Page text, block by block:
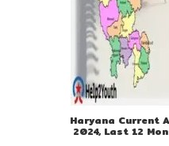
Haryana Current
2024, Last 12